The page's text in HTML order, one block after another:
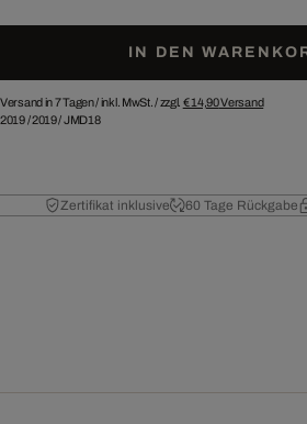
IN DEN
Versand in 7 Tagen /inkl. MwSt. / zzgl. € 14,90Versand
2019/2019/JMD18
Zertifikat inklusive 60 Tage Rückgabe